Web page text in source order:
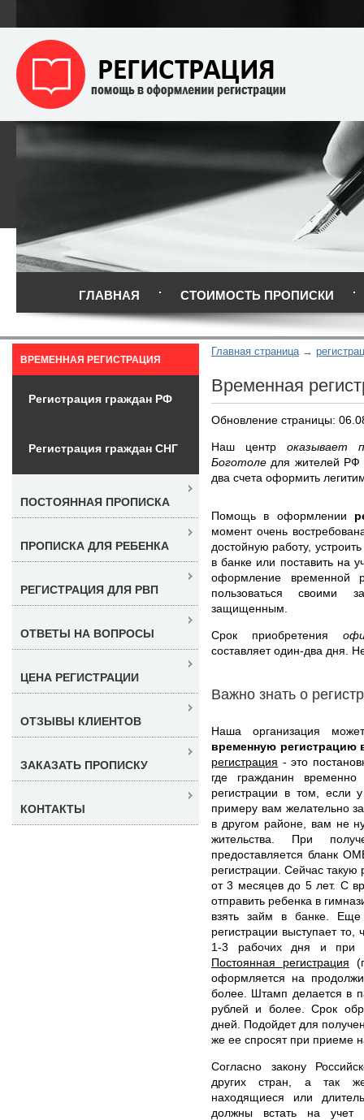
ГЛАВНАЯ СТОИМОСТЬ ПРОПИСКИ
Главная страница
Временная
Обновление страницы:
Наш центр оказывает
Боготоле для жителей РФ
два счета оформить
Помощь в оформлении
момент очень
достойную работу,
в банке или поставить на
оформление временной
пользоваться
защищенным.
Срок приобретения
составляет один-два дня.
Важно знать о
Наша организация
временную регистрацию
регистрация - это
где гражданин временно
регистрации в том, если
примеру вам желательно
в другом районе, вам не
жительства. При
предоставляется бланк
регистрации. Сейчас
от 3 месяцев до 5 лет. С
отправить ребенка в
взять займ в банке.
регистрации выступает
1-3 рабочих дня и при
Постоянная регистрация
оформляется на
более. Штамп делается в
рублей и более. Срок
дней. Подойдет для
же ее спросят при приеме
Согласно закону
других стран, а так
находящиеся или
должны встать на
ВРЕМЕННАЯ РЕГИСТРАЦИЯ
Регистрация граждан РФ
Регистрация граждан СНГ
ПОСТОЯННАЯ ПРОПИСКА
ПРОПИСКА ДЛЯ РЕБЕНКА
РЕГИСТРАЦИЯ ДЛЯ РВП
ОТВЕТЫ НА ВОПРОСЫ
ЦЕНА РЕГИСТРАЦИИ
ОТЗЫВЫ КЛИЕНТОВ
ЗАКАЗАТЬ ПРОПИСКУ
КОНТАКТЫ